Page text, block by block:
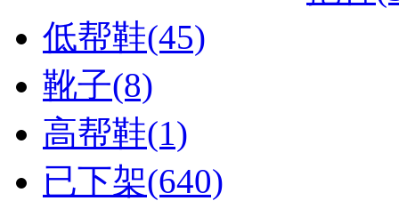
低帮鞋(45)
靴子(8)
高帮鞋(1)
已下架(640)